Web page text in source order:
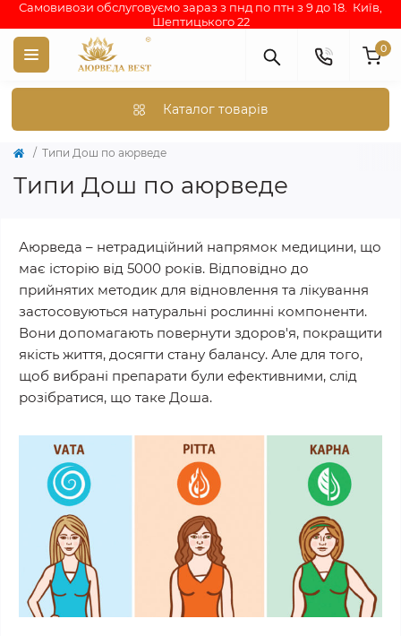
Самовивози обслуговуємо зараз з пнд по птн з 9 до 18. Київ,
Шептицького 22
0
Каталог товарів
Типи Дош по аюрведе
Типи Дош по аюрведе
Аюрведа – нетрадиційний напрямок медицини, що
має історію від 5000 років. Відповідно до
прийнятих методик для відновлення та лікування
застосовуються натуральні рослинні компоненти.
Вони допомагають повернути здоров'я, покращити
якість життя, досягти стану балансу. Але для того,
щоб вибрані препарати були ефективними, слід
розібратися, що таке Доша.